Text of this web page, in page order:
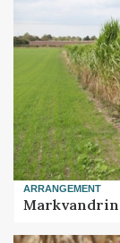
ARRANGEMENT